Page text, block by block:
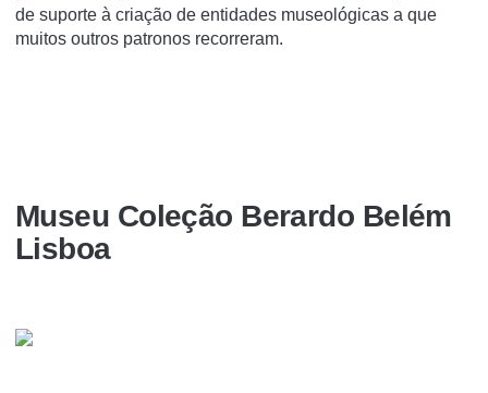
de suporte à criação de entidades museológicas a que
muitos outros patronos recorreram.
Museu Coleção Berardo Belém
Lisboa